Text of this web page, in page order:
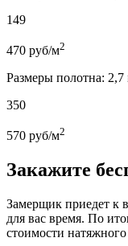
149
470 руб/м2
Размеры полотна: 2,7
350
570 руб/м2
Закажите
Замерщик приедет к
для вас время. По
стоимости